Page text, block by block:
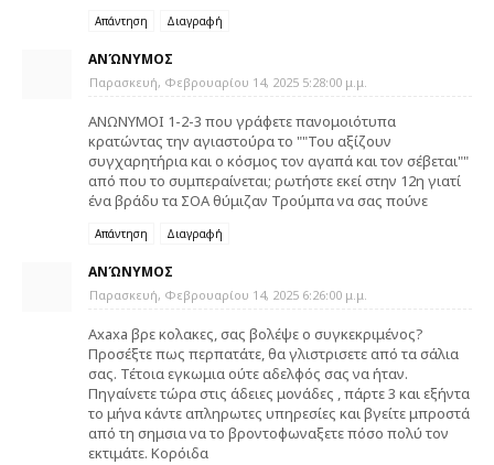
Απάντηση Διαγραφή
ΑΝΏΝΥΜΟΣ
Παρασκευή, Φεβρουαρίου 14, 2025 5:28:00 μ.μ.
ΑΝΩΝΥΜΟΙ 1-2-3 που γράφετε πανομοιότυπα
κρατώντας την αγιαστούρα το ""Του αξίζουν
συγχαρητήρια και ο κόσμος τον αγαπά και τον σέβεται""
από που το συμπεραίνεται; ρωτήστε εκεί στην 12η γιατί
ένα βράδυ τα ΣΟΑ θύμιζαν Τρούμπα να σας πούνε
Απάντηση Διαγραφή
ΑΝΏΝΥΜΟΣ
Παρασκευή, Φεβρουαρίου 14, 2025 6:26:00 μ.μ.
Axaxa βρε κολακες, σας βολέψε ο συγκεκριμένος?
Προσέξτε πως περπατάτε, θα γλιστρισετε από τα σάλια
σας. Τέτοια εγκωμια ούτε αδελφός σας να ήταν.
Πηγαίνετε τώρα στις άδειες μονάδες , πάρτε 3 και εξήντα
το μήνα κάντε απληρωτες υπηρεσίες και βγείτε μπροστά
από τη σημσια να το βροντοφωναξετε πόσο πολύ τον
εκτιμάτε. Κορόιδα